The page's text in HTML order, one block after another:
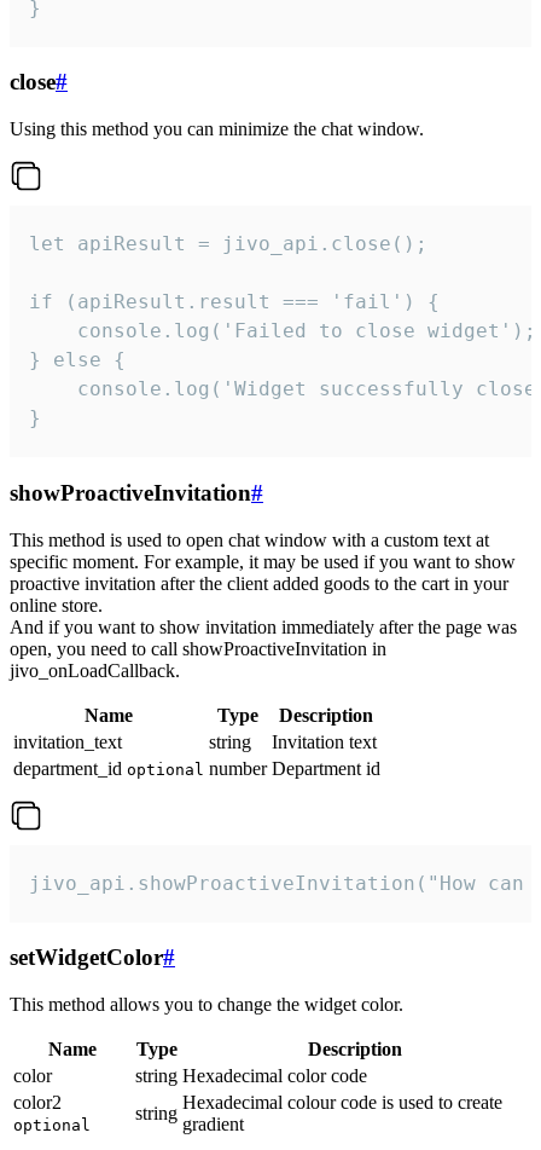
}
close#
Using this method you can minimize the chat window.
let apiResult = jivo_api.close();
if (apiResult.result === 'fail') {
    console.log('Failed to close widget');
} else {
console.log('Widget successfully
}
showProactiveInvitation#
This method is used to open chat window with a custom text at
specific moment. For example, it may be used if you want to show
proactive invitation after the client added goods to the cart in your
online store.
And if you want to show invitation immediately after the page was
open, you need to call showProactiveInvitation in
jivo_onLoadCallback.
Name Type
Description
invitation_text
string
Invitation text
department_id optional number Department id
jivo_api.showProactiveInvitation("How
setWidgetColor#
This method allows you to change the widget color.
Name Type
Description
color
string Hexadecimal color code
color2
optional
string
Hexadecimal colour code is used to create
gradient